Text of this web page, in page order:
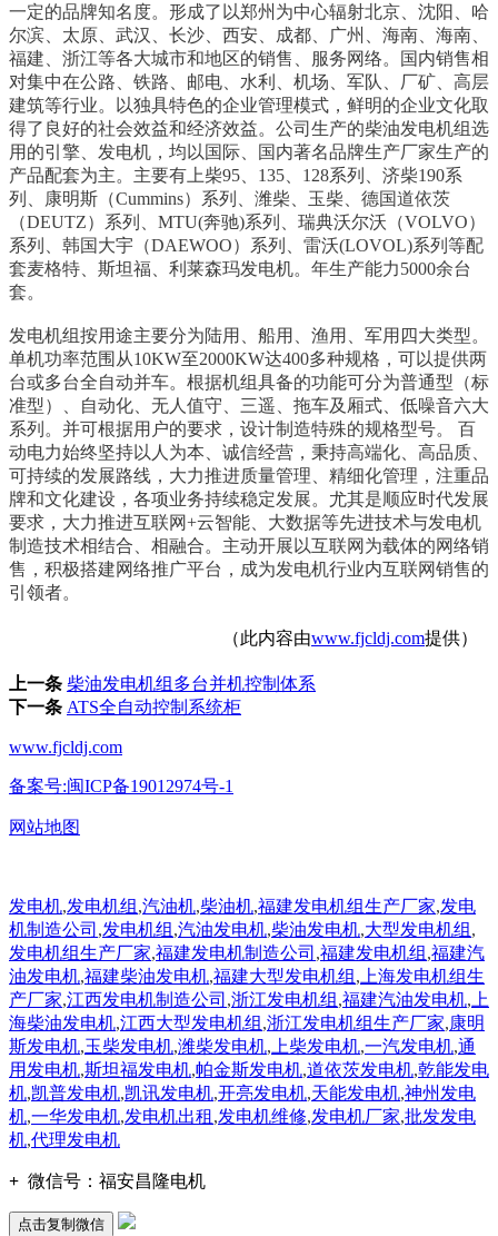
一定的品牌知名度。形成了以郑州为中心辐射北京、沈阳、哈
尔滨、 太原、武汉、长沙、西安、成都、广州、海南、海南、
福建、浙江等各大城市和地区的销售、服务网络。国内销售相
对集中在公路、铁路、邮电、水利、机场、军队、 厂矿、高层
建筑等行业。以独具特色的企业管理模式，鲜明的企业文化取
得了良好的社会效益和经济效益。公司生产的柴油发电机组选
用的引擎、发电机，均以国际、
国内著名品牌生产厂家生产的
产品配套为主。主要有上柴95、135、128系列、济柴190系
列、康明斯（Cummins）系列、潍柴、玉柴、德国道依茨
（DEUTZ）系列、 MTU(奔驰)系列、瑞典沃尔沃（VOLVO）
系列、韩国大宇（DAEWOO）系列、雷沃(LOVOL)系列等配
套麦格特、斯坦福、利莱森玛发电机。年生产能力5000余台
套。
发电机组按用途主要分为陆用、船用、渔用、军用四大类型。
单机功率范围从10KW至2000KW达400多种规格，可以提供两
台或多台全自动并车。根据机组具备的功能可分为普通型（标
准型）、自动化、无人值守、三遥、拖车及厢式、低噪音六大
系列。并可根据用户的要求，设计制造特殊的规格型号。 百
动电力始终坚持以人为本、 诚信经营，秉持高端化、高品质、
可持续的发展路线，大力推进质量管理、精细化管理，注重品
牌和文化建设，各项业务持续稳定发展。尤其是顺应时代发展
要求，大力推进互联网+云智能、大数据等先进技术与发电机
制造技术相结合、相融合。主动开展以互联网为载体的网络销
售，积极搭建网络推广平台，成为发电机行业内互联网销售的
引领者。
（此内容由www.fjcldj.com提供）
上一条 柴油发电机组多台并机控制体系
下一条 ATS全自动控制系统柜
www.fjcldj.com
备案号:闽ICP备19012974号-1
网站地图
发电机,发电机组 ,汽油机,柴油机,福建发电机组生产厂家,发电
机制造公司 ,发电机组 ,汽油发电机,柴油发电机,大型发电机组 ,
发电机组生产厂家,福建发电机制造公司 ,福建发电机组 ,福建汽
油发电机,福建柴油发电机,福建大型发电机组 , 上海发电机组生
产厂家,江西发电机制造公司 ,浙江发电机组 ,福建汽油发电机, 上
海柴油发电机,江西大型发电机组 ,浙江发电机组生产厂家,康明
斯发电机,玉柴发电机,潍柴发电机, 上柴发电机,一汽发电机,通
用发电机,斯坦福发电机,帕金斯发电机,道依茨发电机,乾能发电
机,凯普发电机,凯讯发电机,开亮发电机,天能发电机,神州发电
机,一华发电机,发电机出租 ,发电机维修,发电机厂家,批发发电
机,代理发电机
+ 微信号： 福安昌隆电机
点击复制微信